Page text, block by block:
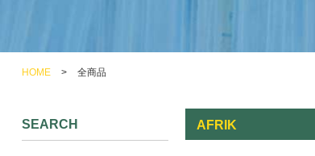
HOME > 全商品
AFRIK
SEARCH